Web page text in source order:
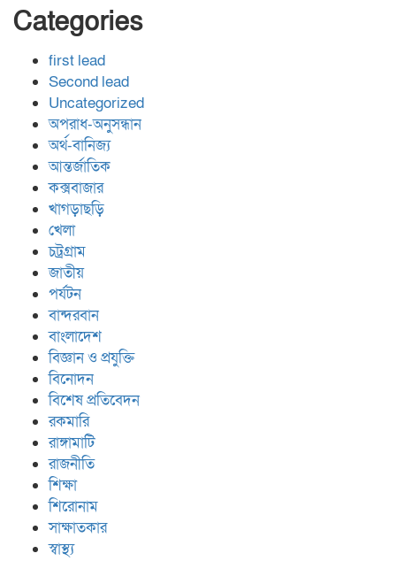
Categories
first lead
Second lead
Uncategorized
অপরাধ-অনুসন্ধান
অর্থ-বানিজ্য
আন্তর্জাতিক
কক্সবাজার
খাগড়াছড়ি
খেলা
চট্রগ্রাম
জাতীয়
পর্যটন
বান্দরবান
বাংলাদেশ
বিজ্ঞান ও প্রযুক্তি
বিনোদন
বিশেষ প্রতিবেদন
রকমারি
রাঙ্গামাটি
রাজনীতি
শিক্ষা
শিরোনাম
সাক্ষাতকার
স্বাস্থ্য